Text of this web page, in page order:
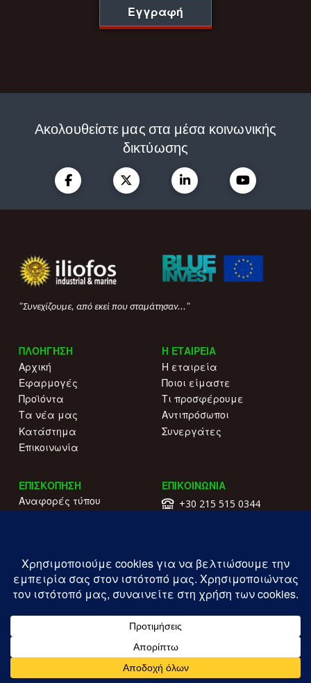
Εγγραφή
Ακολουθείστε μας στα μέσα κοινωνικής
δικτύωσης
"Συνεχίζουμε, από εκεί που σταμάτησαν..."
ΠΛΟΗΓΗΣΗ
Αρχική
Εφαρμογές
Προϊόντα
Τα νέα μας
Κατάστημα
Επικοινωνία
Η ΕΤΑΙΡΕΙΑ
Η εταιρεία
Ποιοι είμαστε
Τι προσφέρουμε
Αντιπρόσωποι
Συνεργάτες
ΕΠΙΣΚΟΠΗΣΗ
Αναφορές τύπου
Πολιτική απορρήτου
ΕΠΙΚΟΙΝΩΝΙΑ
+30 215 515 0344
ΓΕΜΗ: 177203407000
Copyright ILIOFOS IM © 2026